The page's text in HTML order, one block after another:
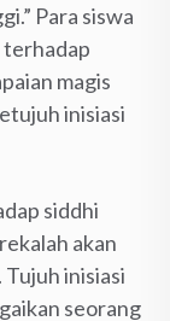
Para siswa
magis
inisiasi
siddhi
akan
inisiasi
seorang